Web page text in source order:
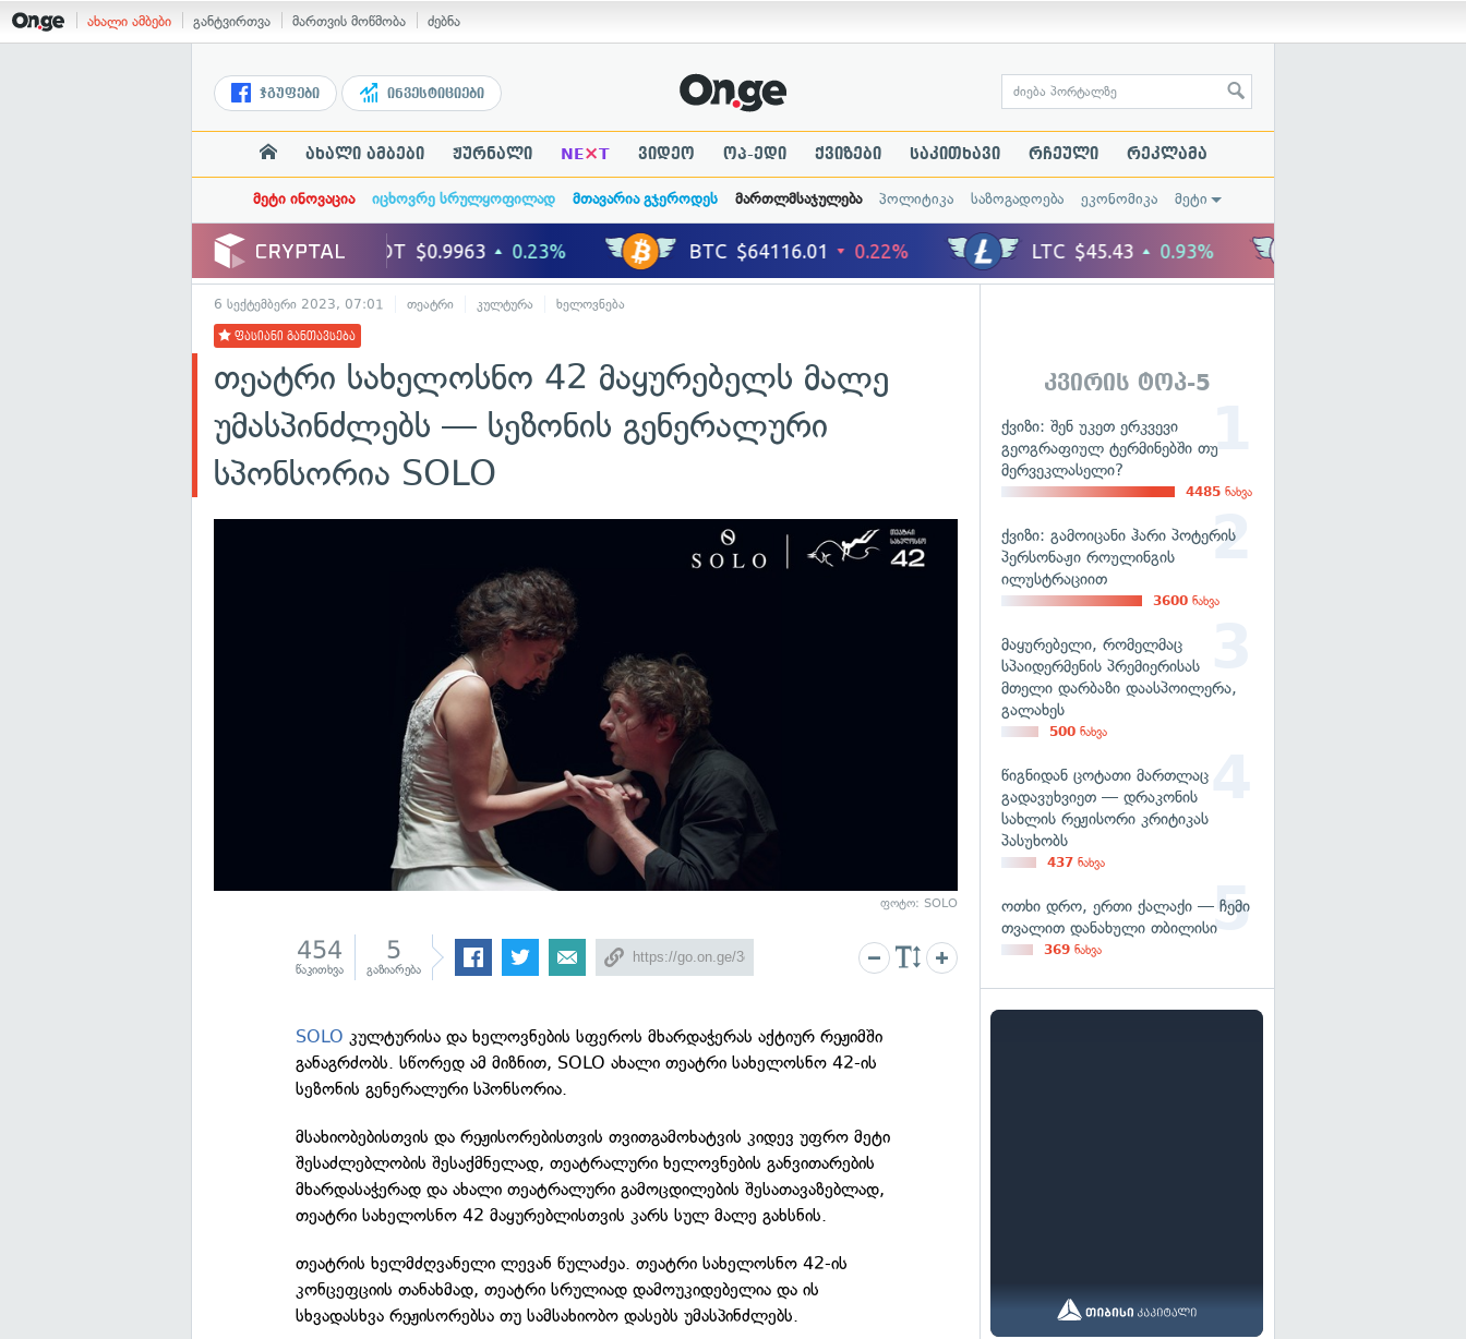
ახალი ამბები განტვირთვა მართვის მოწმობა ძებნა
ჯგუფები ინვესტიციები
ახალი ამბები ჟურნალი NE×T ვიდეო ოპ-ედი ქვიზები საკითხავი რჩეული რეკლამა
მეტი ინოვაცია იცხოვრე სრულყოფილად მთავარია გჯეროდეს მართლმსაჯულება პოლიტიკა საზოგადოება ეკონომიკა მეტი
6 სექტემბერი 2023, 07:01 თეატრი კულტურა ხელოვნება
ფასიანი განთავსება
თეატრი სახელოსნო 42 მაყურებელს მალე
უმასპინძლებს — სეზონის გენერალური
სპონსორია SOLO
ფოტო: SOLO
454
წაკითხვა
5
გაზიარება
SOLO კულტურისა და ხელოვნების სფეროს მხარდაჭერას აქტიურ რეჟიმში
განაგრძობს. სწორედ ამ მიზნით, SOLO ახალი თეატრი სახელოსნო 42-ის
სეზონის გენერალური სპონსორია.
მსახიობებისთვის და რეჟისორებისთვის თვითგამოხატვის კიდევ უფრო მეტი
შესაძლებლობის შესაქმნელად, თეატრალური ხელოვნების განვითარების
მხარდასაჭერად და ახალი თეატრალური გამოცდილების შესათავაზებლად,
თეატრი სახელოსნო 42 მაყურებლისთვის კარს სულ მალე გახსნის.
თეატრის ხელმძღვანელი ლევან წულაძეა. თეატრი სახელოსნო 42-ის
კონცეფციის თანახმად, თეატრი სრულიად დამოუკიდებელია და ის
სხვადასხვა რეჟისორებსა თუ სამსახიობო დასებს უმასპინძლებს.
კვირის ტოპ-5
ქვიზი: შენ უკეთ ერკვევი
გეოგრაფიულ ტერმინებში თუ
მერვეკლასელი?
4485 ნახვა
ქვიზი: გამოიცანი ჰარი პოტერის
პერსონაჟი როულინგის
ილუსტრაციით
3600 ნახვა
მაყურებელი, რომელმაც
სპაიდერმენის პრემიერისას
მთელი დარბაზი დაასპოილერა,
გალახეს
500 ნახვა
წიგნიდან ცოტათი მართლაც
გადავუხვიეთ — დრაკონის
სახლის რეჟისორი კრიტიკას
პასუხობს
437 ნახვა
ოთხი დრო, ერთი ქალაქი — ჩემი
თვალით დანახული თბილისი
369 ნახვა